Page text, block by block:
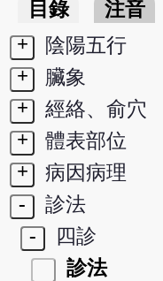
目錄 注音
+
陰陽五行
+
臟象
+
經絡、俞穴
+
體表部位
+
病因病理
-
診法
-
四診
診法